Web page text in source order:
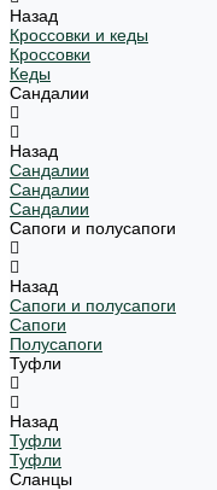
Назад
Кроссовки и кеды
Кроссовки
Кеды
Сандалии
Назад
Сандалии
Сандалии
Сандалии
Сапоги и полусапоги
Назад
Сапоги и полусапоги
Сапоги
Полусапоги
Туфли
Назад
Туфли
Туфли
Сланцы